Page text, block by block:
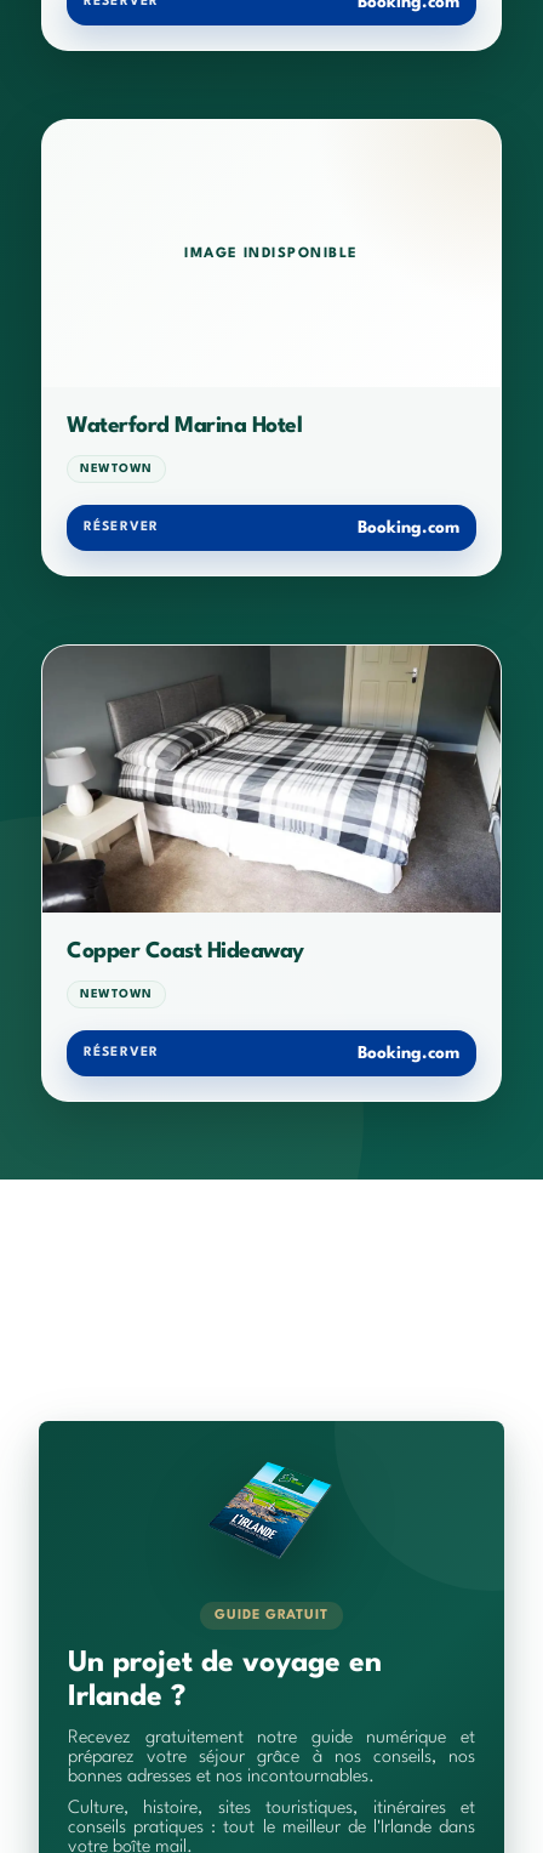
IMAGE INDISPONIBLE
Waterford Marina Hotel
NEWTOWN
RÉSERVER Booking.com
Copper Coast Hideaway
NEWTOWN
RÉSERVER Booking.com
GUIDE GRATUIT
Un projet de voyage en
Irlande ?
Recevez gratuitement notre guide numérique et
préparez votre séjour grâce à nos conseils, nos
bonnes adresses et nos incontournables.
Culture, histoire, sites touristiques, itinéraires et
conseils pratiques : tout le meilleur de l'Irlande dans
votre boîte mail.